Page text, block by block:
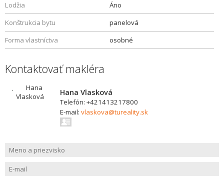
Lodžia
Áno
Konštrukcia bytu
panelová
Forma vlastníctva
osobné
Kontaktovať makléra
Hana Vlasková
Telefón: +421413217800
E-mail: vlaskova@tureality.sk